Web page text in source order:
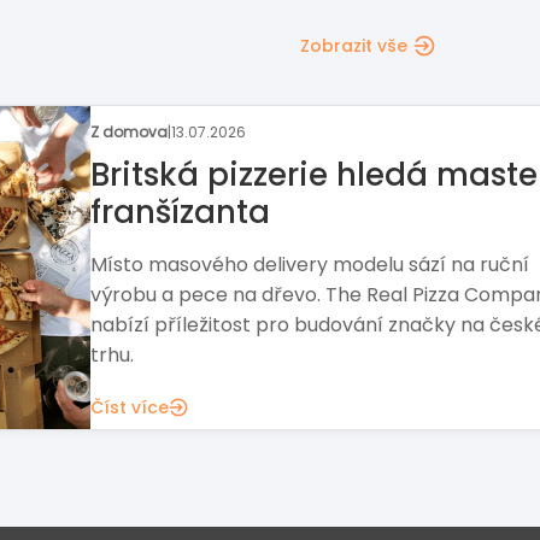
Zobrazit vše
Rozhovor týdne 06.07.2026
Na příležitosti nestačí čekat
Ředitel marketingu Broker Point Premium Jan
vysvětluje, proč síť staví úspěch franšízantů na
propojení financí, realit a stálé péči o klienty.